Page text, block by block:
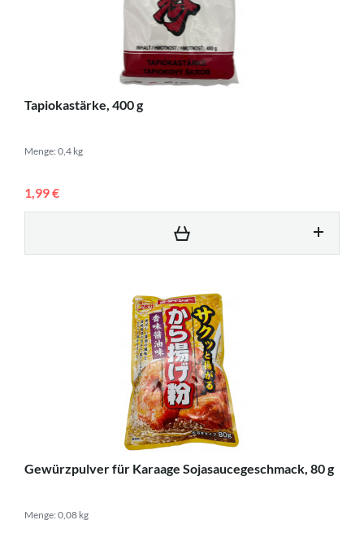
Tapiokastärke, 400 g
Menge: 0,4 kg
1,99 €
Gewürzpulver für Karaage Sojasaucegeschmack, 80 g
Menge: 0,08 kg